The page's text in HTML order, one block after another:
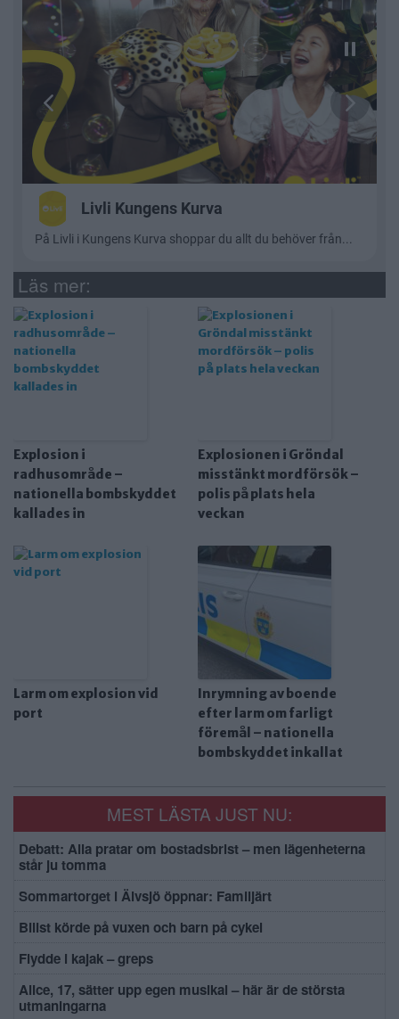
Läs mer:
Explosion i
radhusområde –
nationella bombskyddet
kallades in
Explosionen i Gröndal
misstänkt mordförsök –
polis på plats hela
veckan
Larm om explosion vid
port
Inrymning av boende
efter larm om farligt
föremål – nationella
bombskyddet inkallat
MEST LÄSTA JUST NU:
Debatt: Alla pratar om bostadsbrist – men lägenheterna
står ju tomma
Sommartorget i Älvsjö öppnar: Familjärt
Bilist körde på vuxen och barn på cykel
Flydde i kajak – greps
Alice, 17, sätter upp egen musikal – här är de största
utmaningarna